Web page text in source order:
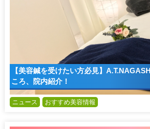
【美容鍼を受けたい方必見】
ころ、院内紹介！
ニュース おすすめ美容情報